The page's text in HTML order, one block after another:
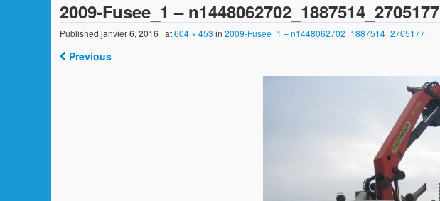
2009-Fusee_1 – n1448062702_1887514_2705177
Published janvier 6, 2016 at604 × 453 in 2009-Fusee_1 – n1448062702_1887514_2705177.
Previous